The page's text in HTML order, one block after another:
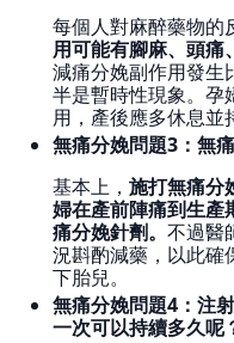
每個人對麻醉藥物的
用可能有腳麻、頭痛
減痛分娩副作用發生
半是暫時性現象。孕
用，產後應多休息並
無痛分娩問題3：無
基本上， 施打無痛分
婦在產前陣痛到生產
痛分娩針劑。 不過醫
況斟酌減藥，以此確
下胎兒。
無痛分娩問題4：注
一次可以持續多久呢